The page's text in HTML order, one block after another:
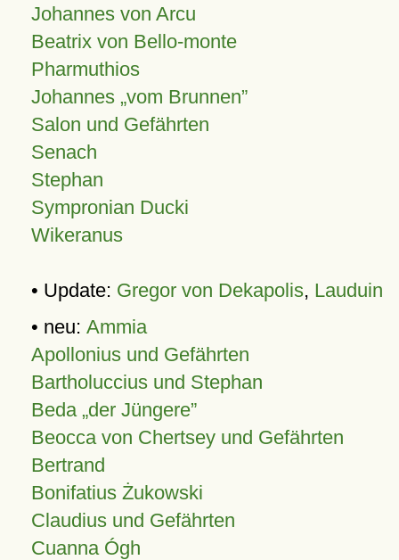
Johannes von Arcu
Beatrix von Bello-monte
Pharmuthios
Johannes vom Brunnen
Salon und Gefährten
Senach
Stephan
Sympronian Ducki
Wikeranus
• Update: Gregor von Dekapolis, Lauduin
• neu: Ammia
Apollonius und Gefährten
Bartholuccius und Stephan
Beda „der Jüngere”
Beocca von Chertsey und Gefährten
Bertrand
Bonifatius Żukowski
Claudius und Gefährten
Cuanna Ógh